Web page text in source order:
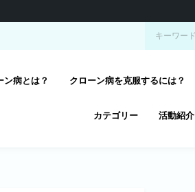
ン病とは？ クローン病を克服するには？
カテゴリー 活動紹介